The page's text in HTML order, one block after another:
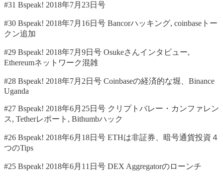
#31 Bspeak! 2018年7月23日号
#30 Bspeak! 2018年7月16日号 Bancorハッキング, coinbaseトー
クン追加
#29 Bspeak! 2018年7月9日号 Osukeさんインタビュー,
Ethereumネットワーク混雑
#28 Bspeak! 2018年7月2日号 Coinbaseの経済的な堀、Binance
Uganda
#27 Bspeak! 2018年6月25日号 クリプトバレー・カンファレン
ス, Tetherレポート, Bithumbハック
#26 Bspeak! 2018年6月18日号 ETHは非証券、暗号通貨投資４
つのTips
#25 Bspeak! 2018年6月11日号 DEX Aggregatorのローンチ